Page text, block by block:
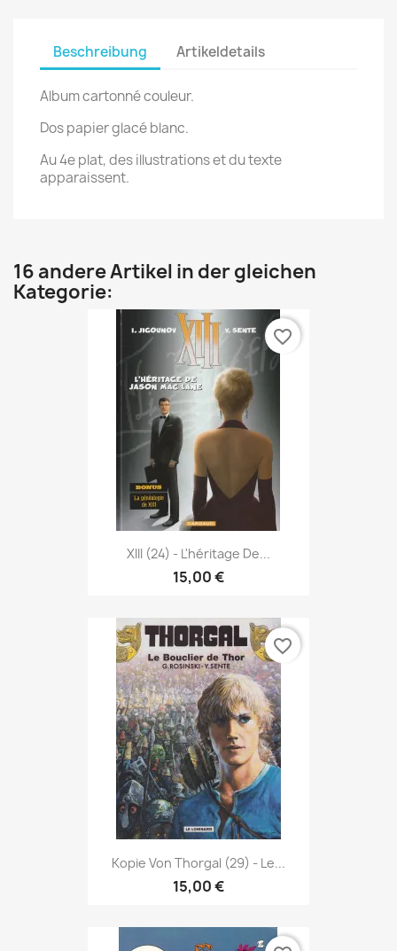
Beschreibung Artikeldetails
Album cartonné couleur.
Dos papier glacé blanc.
Au 4e plat, des illustrations et du texte
apparaissent.
16 andere Artikel in der gleichen
Kategorie:
XIII (24) - L'héritage De...
15,00 €
favorite_border
Kopie Von Thorgal (29) - Le...
15,00 €
favorite_border